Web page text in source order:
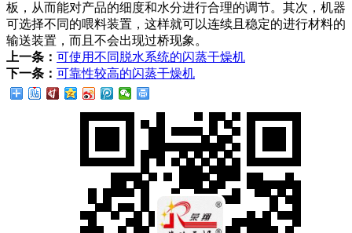
板，从而能对产品的细度和水分进行合理的调节。其次，机器
可选择不同的喂料装置，这样就可以连续且稳定的进行材料的
输送装置，而且不会出现过桥现象。
上一条： 可使用不同脱水系统的闪蒸干燥机
下一条： 可靠性较高的闪蒸干燥机